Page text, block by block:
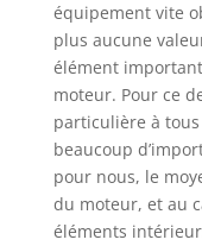
équipement vite
plus aucune
élément
moteur. Pour ce
particulière à
beaucoup
pour nous, le
du moteur, et au
éléments